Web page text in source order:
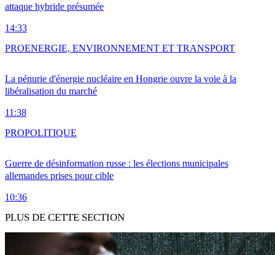
attaque hybride présumée
14:33
La pénurie d'énergie nucléaire en Hongrie ouvre la voie à la
libéralisation du marché
11:38
PROENERGIE, ENVIRONNEMENT ET TRANSPORT
Guerre de désinformation russe : les élections municipales
allemandes prises pour cible
10:36
PROPOLITIQUE
PLUS DE CETTE SECTION